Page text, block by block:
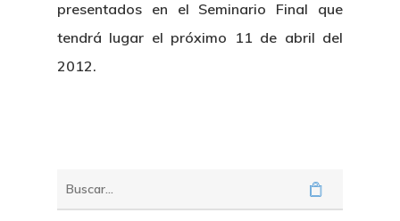
presentados en el Seminario Final que
tendrá lugar el próximo 11 de abril del
2012.